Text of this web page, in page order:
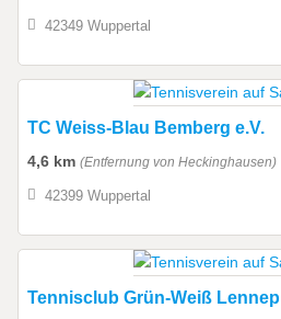
42349 Wuppertal
TC Weiss-Blau Bemberg e.V.
4,6 km (Entfernung von Heckinghausen)
42399 Wuppertal
Tennisclub Grün-Weiß Lennep